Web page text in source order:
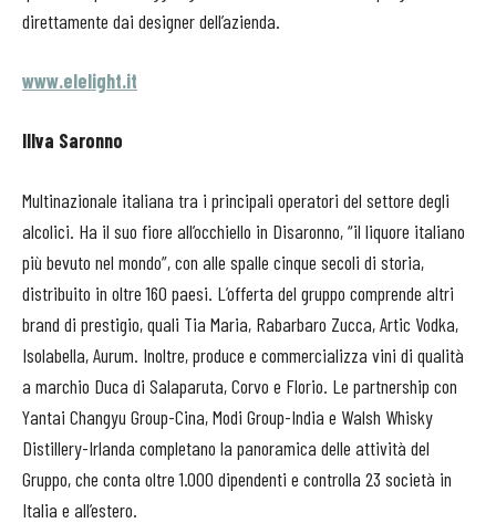
direttamente dai designer dell’azienda.
www.elelight.it
Illva Saronno
Multinazionale italiana tra i principali operatori del settore degli
alcolici. Ha il suo fiore all’occhiello in Disaronno, “il liquore italiano
più bevuto nel mondo”, con alle spalle cinque secoli di storia,
distribuito in oltre 160 paesi. L’offerta del gruppo comprende altri
brand di prestigio, quali Tia Maria, Rabarbaro Zucca, Artic Vodka,
Isolabella, Aurum. Inoltre, produce e commercializza vini di qualità
a marchio Duca di Salaparuta, Corvo e Florio. Le partnership con
Yantai Changyu Group-Cina, Modi Group-India e Walsh Whisky
Distillery-Irlanda completano la panoramica delle attività del
Gruppo, che conta oltre 1.000 dipendenti e controlla 23 società in
Italia e all’estero.